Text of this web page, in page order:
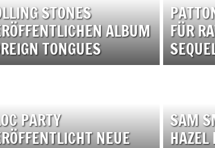
STONES
ALBUM
TONGUES
FÜR
PARTY
NEUE
SAM
HAZEL